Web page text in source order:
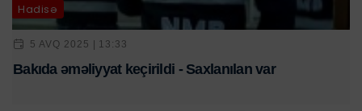
Hadisə
5 AVQ 2025 | 13:33
Bakıda əməliyyat keçirildi - Saxlanılan var